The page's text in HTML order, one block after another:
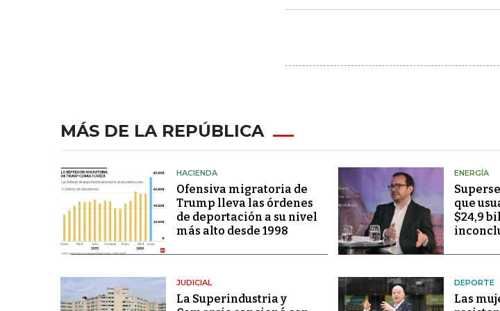
MÁS DE LA REPÚBLICA
HACIENDA
Ofensiva migratoria de
Trump lleva las órdenes
de deportación a su nivel
más alto desde 1998
ENERGÍA
que
$24,9
JUDICIAL
La Superindustria y
DEPORTE
Las